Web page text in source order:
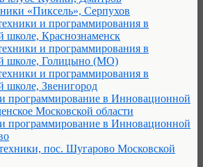
«Пиксель», Серпухов
и программирования в
школе, Краснознаменск
и программирования в
школе, Голицыно (МО)
и программирования в
школе, Звенигород
программирование в Инновационной
Московской области
программирование в Инновационной
пос. Шугарово Московской